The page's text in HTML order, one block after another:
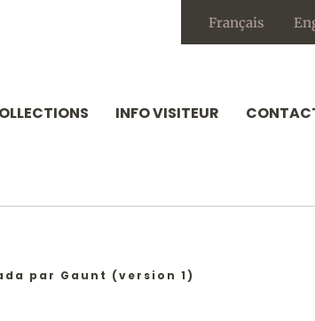
Français
INFO VISITEUR
par Gaunt (version 1)